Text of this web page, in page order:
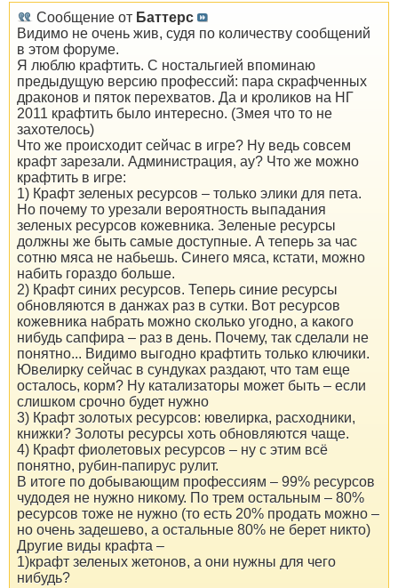
Сообщение от Баттерс
Видимо не очень жив, судя по количеству сообщений
в этом форуме.
Я люблю крафтить. С ностальгией впоминаю
предыдущую версию профессий: пара скрафченных
драконов и пяток перехватов. Да и кроликов на НГ
2011 крафтить было интересно. (Змея что то не
захотелось)
Что же происходит сейчас в игре? Ну ведь совсем
крафт зарезали. Администрация, ау? Что же можно
крафтить в игре:
1) Крафт зеленых ресурсов – только элики для пета.
Но почему то урезали вероятность выпадания
зеленых ресурсов кожевника. Зеленые ресурсы
должны же быть самые доступные. А теперь за час
сотню мяса не набьешь. Синего мяса, кстати, можно
набить гораздо больше.
2) Крафт синих ресурсов. Теперь синие ресурсы
обновляются в данжах раз в сутки. Вот ресурсов
кожевника набрать можно сколько угодно, а какого
нибудь сапфира – раз в день. Почему, так сделали не
понятно... Видимо выгодно крафтить только ключики.
Ювелирку сейчас в сундуках раздают, что там еще
осталось, корм? Ну катализаторы может быть – если
слишком срочно будет нужно
3) Крафт золотых ресурсов: ювелирка, расходники,
книжки? Золоты ресурсы хоть обновляются чаще.
4) Крафт фиолетовых ресурсов – ну с этим всё
понятно, рубин-папирус рулит.
В итоге по добывающим профессиям – 99% ресурсов
чудодея не нужно никому. По трем остальным – 80%
ресурсов тоже не нужно (то есть 20% продать можно –
но очень задешево, а остальные 80% не берет никто)
Другие виды крафта –
1)крафт зеленых жетонов, а они нужны для чего
нибудь?